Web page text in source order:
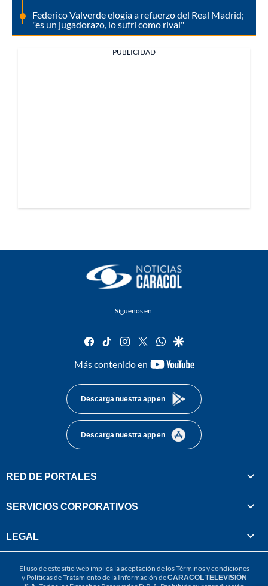
Federico Valverde elogia a refuerzo del Real Madrid;
"es un jugadorazo, lo sufrí como rival"
PUBLICIDAD
Síguenos en:
facebook
tiktok instagram
twitterwhatsapp
google
Más contenido en
youtube-
Descarga nuestra app en
Descarga nuestra app en
RED DE PORTALES
SERVICIOS CORPORATIVOS
LEGAL
El uso de este sitio web implica la aceptación de losTérminos y condiciones
y Políticas de Tratamiento de la Información deCARACOL TELEVISIÓN